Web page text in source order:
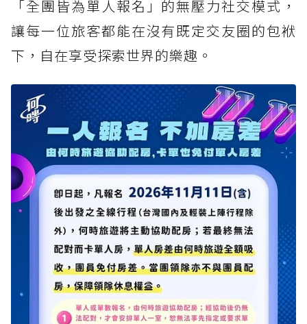
「全團皆為單人報名」的無壓力社交模式，
讓每一位旅客都能在沒有既定交友圈的包袱
下，自在享受探索世界的樂趣。